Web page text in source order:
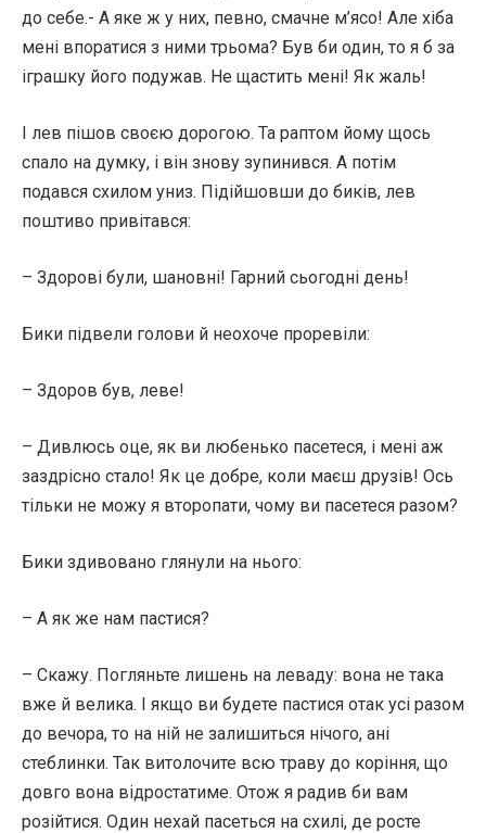
до себе.- А яке ж у них, певно, смачне м’ясо! Але хіба
мені впоратися з ними трьома? Був би один, то я б за
іграшку його подужав. Не щастить мені! Як жаль!
І лев пішов своєю дорогою. Та раптом йому щось
спало на думку, і він знову зупинився. А потім
подався схилом униз. Підійшовши до биків, лев
поштиво привітався:
– Здорові були, шановні! Гарний сьогодні день!
Бики підвели голови й неохоче проревіли:
– Здоров був, леве!
– Дивлюсь оце, як ви любенько пасетеся, і мені аж
заздрісно стало! Як це добре, коли маєш друзів! Ось
тільки не можу я второпати, чому ви пасетеся разом?
Бики здивовано глянули на нього:
– А як же нам пастися?
– Скажу. Погляньте лишень на леваду: вона не така
вже й велика. І якщо ви будете пастися отак усі разом
до вечора, то на ній не залишиться нічого, ані
стеблинки. Так витолочите всю траву до коріння, що
довго вона відростатиме. Отож я радив би вам
розійтися. Один нехай пасеться на схилі, де росте